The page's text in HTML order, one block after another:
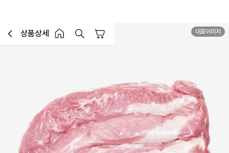
이전페이지로 이동
상품상세
홈 버튼홈 장바구니
대표이미지